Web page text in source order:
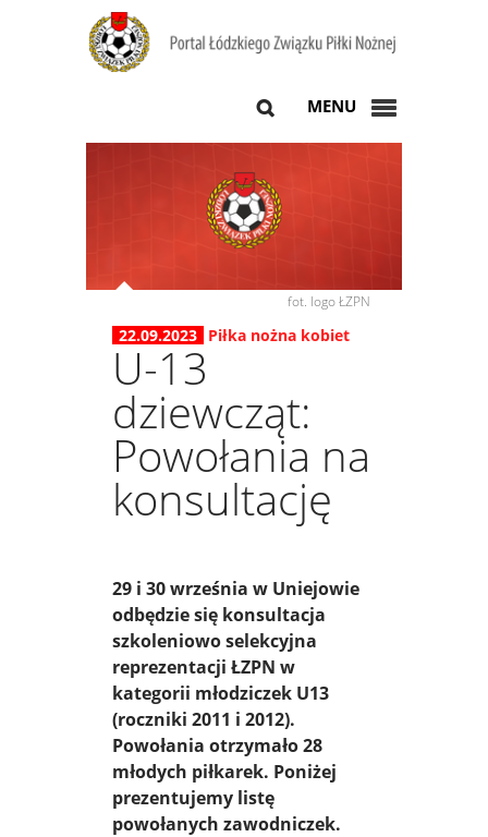
MENU
fot. logo ŁZPN
22.09.2023 Piłka nożna kobiet
U-13
dziewcząt:
Powołania na
konsultację
29 i 30 września w Uniejowie
odbędzie się konsultacja
szkoleniowo selekcyjna
reprezentacji ŁZPN w
kategorii młodziczek U13
(roczniki 2011 i 2012).
Powołania otrzymało 28
młodych piłkarek. Poniżej
prezentujemy listę
powołanych zawodniczek.